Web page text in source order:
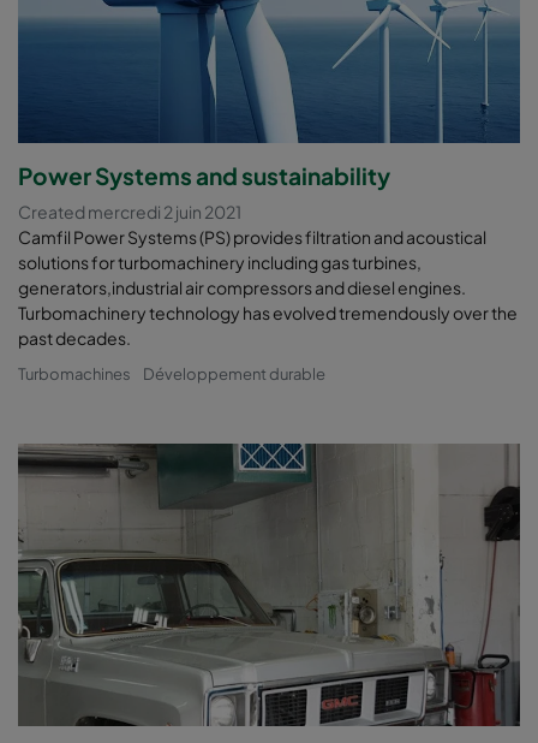
Power Systems and sustainability
Created mercredi 2 juin 2021
Camfil Power Systems (PS) provides filtration and acoustical
solutions for turbomachinery including gas turbines,
generators,industrial air compressors and diesel engines.
Turbomachinery technology has evolved tremendously over the
past decades.
Turbomachines Développement durable